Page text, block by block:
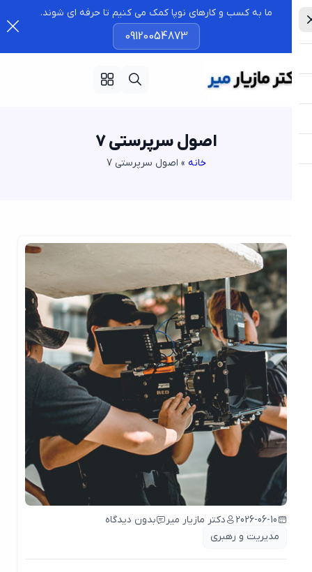
ما به کسب و کارهای نوپا کمک می کنیم تا حرفه ای شوند.
09120054873
اصول سرپرستی 7
»اصول سرپرستی 7
2026-06-10 دکتر مازیار میر
بدون دیدگاه
مدیریت و رهبری